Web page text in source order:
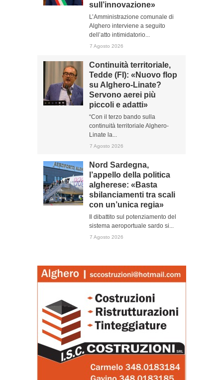
sull’innovazione»
L’Amministrazione comunale di
Alghero interviene a seguito
dell’atto intimidatorio...
7 Agosto 2026
Continuità territoriale,
Tedde (FI): «Nuovo flop
su Alghero-Linate?
Servono aerei più
piccoli e adatti»
“Con il terzo bando sulla
continuità territoriale Alghero-
Linate la...
7 Agosto 2026
Nord Sardegna,
l’appello della politica
algherese: «Basta
sbilanciamenti tra scali
con un’unica regia»
Il dibattito sul potenziamento del
sistema aeroportuale sardo si...
7 Agosto 2026